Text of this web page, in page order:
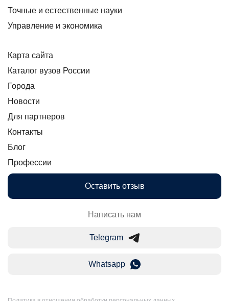
Точные и естественные науки
Управление и экономика
Карта сайта
Каталог вузов России
Города
Новости
Для партнеров
Контакты
Блог
Профессии
Оставить отзыв
Написать нам
Telegram
Whatsapp